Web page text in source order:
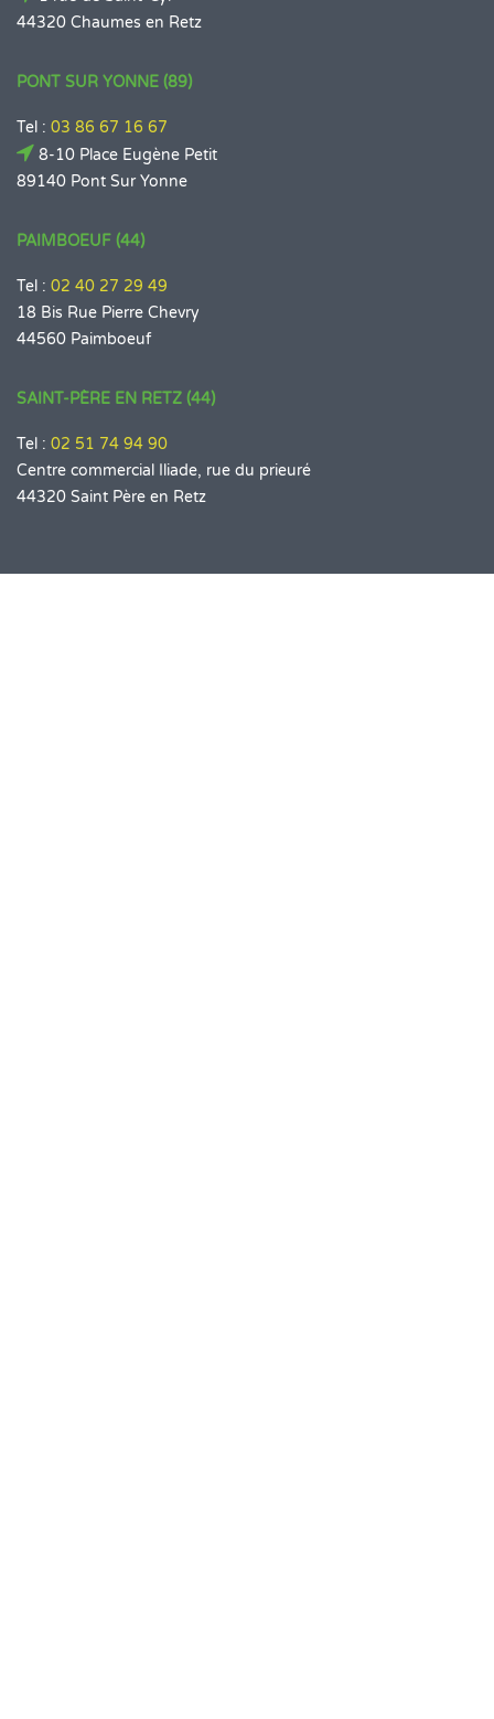
44320 Chaumes en Retz
PONT SUR YONNE (89)
Tel : 03 86 67 16 67
8-10 Place Eugène Petit
89140 Pont Sur Yonne
PAIMBOEUF (44)
Tel : 02 40 27 29 49
18 Bis Rue Pierre Chevry
44560 Paimboeuf
SAINT-PÈRE EN RETZ (44)
Tel : 02 51 74 94 90
Centre commercial Iliade, rue du prieuré
44320 Saint Père en Retz